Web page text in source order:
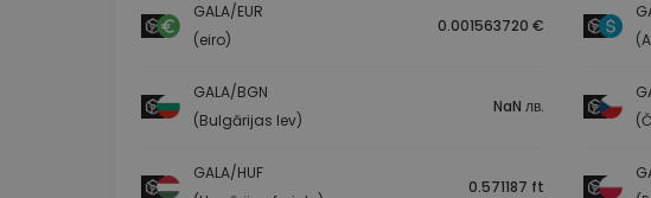
GALA/EUR
(eiro)
0.001563720 €
GALA/BGN
(Bulgārijas lev)
NaN лв.
GALA/HUF
0.571187 ft